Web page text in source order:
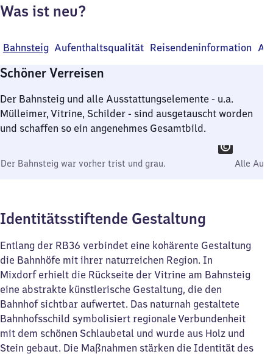
Was ist neu?
Bahnsteig Aufenthaltsqualität Reisendeninformation
Schöner Verreisen
Der Bahnsteig und alle Ausstattungselemente - u.a.
Mülleimer, Vitrine, Schilder - sind ausgetauscht worden
und schaffen so ein angenehmes Gesamtbild.
Der Bahnsteig war vorher trist und grau. Alle
Identitätsstiftende Gestaltung
Entlang der RB36 verbindet eine kohärente Gestaltung
die Bahnhöfe mit ihrer naturreichen Region. In
Mixdorf erhielt die Rückseite der Vitrine am Bahnsteig
eine abstrakte künstlerische Gestaltung, die den
Bahnhof sichtbar aufwertet. Das naturnah gestaltete
Bahnhofsschild symbolisiert regionale Verbundenheit
mit dem schönen Schlaubetal und wurde aus Holz und
Stein gebaut. Die Maßnahmen stärken die Identität des